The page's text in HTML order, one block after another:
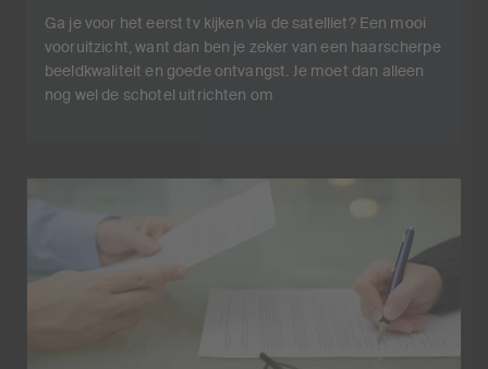
Ga je voor het eerst tv kijken via de satelliet? Een mooi
vooruitzicht, want dan ben je zeker van een haarscherpe
beeldkwaliteit en goede ontvangst. Je moet dan alleen
nog wel de schotel uitrichten om